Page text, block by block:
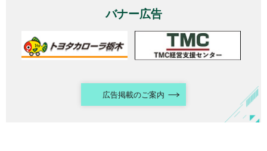
バナー広告
広告掲載のご案内